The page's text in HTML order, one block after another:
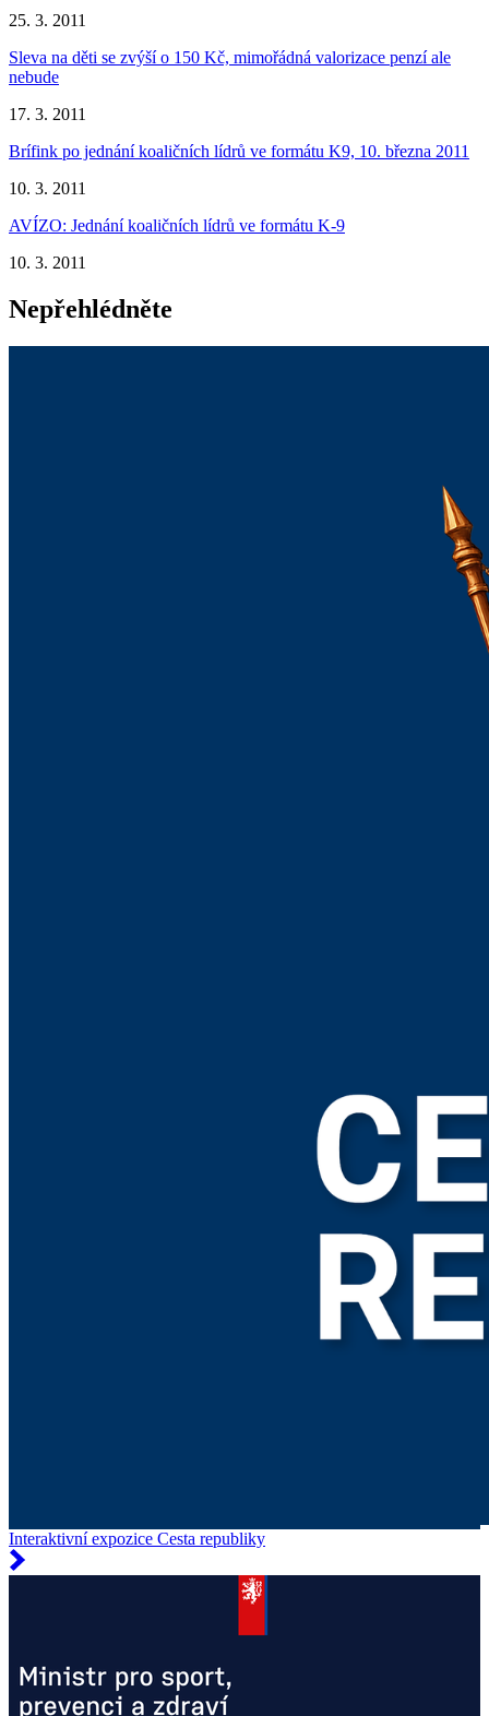
25. 3. 2011
Sleva na děti se zvýší o 150 Kč, mimořádná valorizace penzí ale
nebude
17. 3. 2011
Brífink po jednání koaličních lídrů ve formátu K9, 10. března 2011
10. 3. 2011
AVÍZO: Jednání koaličních lídrů ve formátu K-9
10. 3. 2011
Nepřehlédněte
Interaktivní expozice Cesta republiky